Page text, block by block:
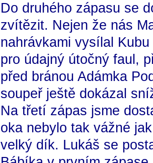
Do druhého zápasu se
zvítězit. Nejen že nás
nahrávkami vysílal
pro údajný útočný faul,
před bránou Adámka
soupeř ještě dokázal
Na třetí zápas jsme
oka nebylo tak vážné
velký dík. Lukáš se